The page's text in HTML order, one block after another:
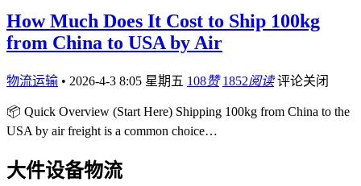
How Much Does It Cost to Ship 100kg
from China to USA by Air
物流运输 • 2026-4-3 8:05 星期五 108赞 1852阅读 评论关闭
📦 Quick Overview (Start Here) Shipping 100kg from China to the
USA by air freight is a common choice…
大件设备物流